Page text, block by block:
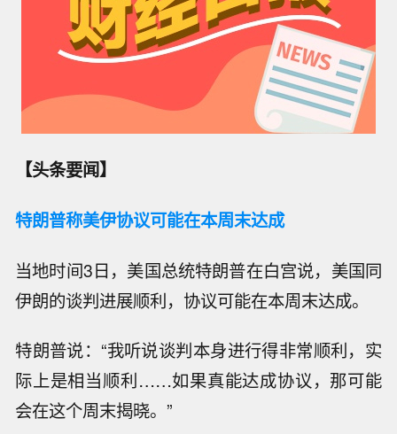
【头条要闻】
特朗普称美伊协议可能在本周末达成
当地时间3日，美国总统特朗普在白宫说，美国同
伊朗的谈判进展顺利，协议可能在本周末达成。
特朗普说：“我听说谈判本身进行得非常顺利，实
际上是相当顺利……如果真能达成协议，那可能
会在这个周末揭晓。”